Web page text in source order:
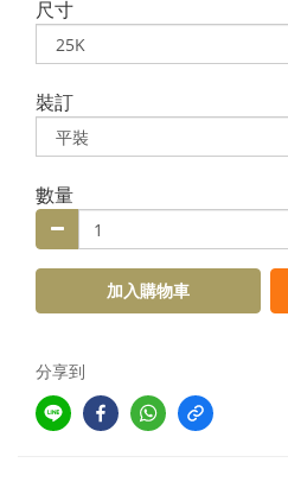
尺寸
裝訂
數量
加入購物車
分享到